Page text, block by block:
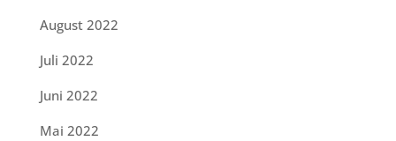
August 2022
Juli 2022
Juni 2022
Mai 2022